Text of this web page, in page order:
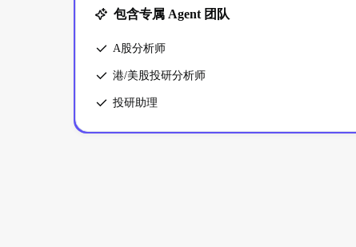
包含专属 Agent 团队
A股分析师
港/美股投研分析师
投研助理